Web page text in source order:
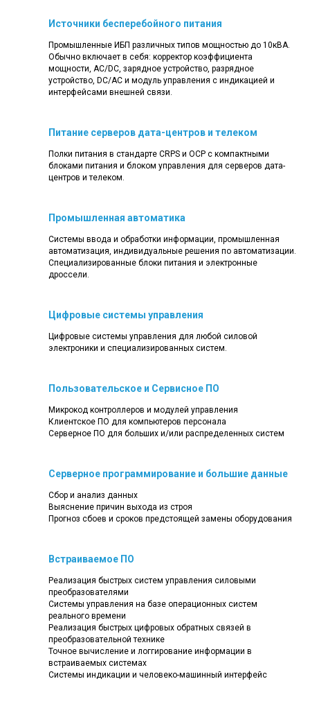
Источники бесперебойного питания
Промышленные ИБП различных типов мощностью до 10кВА.
Обычно включает в себя: корректор коэффициента
мощности, AC/DC, зарядное устройство, разрядное
устройство, DC/AC и модуль управления с индикацией и
интерфейсами внешней связи.
Питание серверов дата-центров и телеком
Полки питания в стандарте CRPS и OCP с компактными
блоками питания и блоком управления для серверов дата-
центров и телеком.
Промышленная автоматика
Системы ввода и обработки информации, промышленная
автоматизация, индивидуальные решения по автоматизации.
Специализированные блоки питания и электронные
дроссели.
Цифровые системы управления
Цифровые системы управления для любой силовой
электроники и специализированных систем.
Пользовательское и Сервисное ПО
Микрокод контроллеров и модулей управления
Клиентское ПО для компьютеров персонала
Серверное ПО для больших и/или распределенных систем
Серверное программирование и большие данные
Сбор и анализ данных
Выяснение причин выхода из строя
Прогноз сбоев и сроков предстоящей замены оборудования
Встраиваемое ПО
Реализация быстрых систем управления силовыми
преобразователями
Системы управления на базе операционных систем
реального времени
Реализация быстрых цифровых обратных связей в
преобразовательной технике
Точное вычисление и логгирование информации в
встраиваемых системах
Системы индикации и человеко-машинный интерфейс